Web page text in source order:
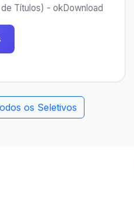
Títulos) - okDownload
os Seletivos